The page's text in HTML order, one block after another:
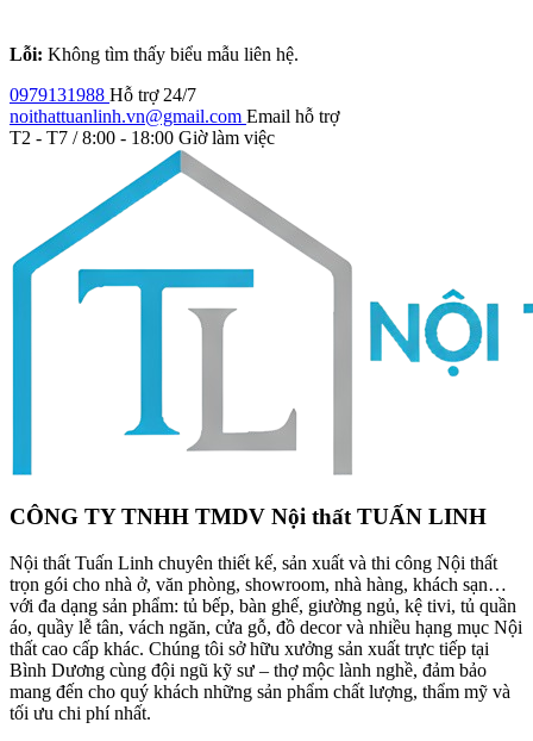
Lỗi: Không tìm thấy biểu mẫu liên hệ.
0979131988 Hỗ trợ 24/7
noithattuanlinh.vn@gmail.com Email hỗ trợ
T2 - T7 / 8:00 - 18:00 Giờ làm việc
CÔNG TY TNHH TMDV Nội thất TUẤN LINH
Nội thất Tuấn Linh chuyên thiết kế, sản xuất và thi công Nội thất
trọn gói cho nhà ở, văn phòng, showroom, nhà hàng, khách sạn…
với đa dạng sản phẩm: tủ bếp, bàn ghế, giường ngủ, kệ tivi, tủ quần
áo, quầy lễ tân, vách ngăn, cửa gỗ, đồ decor và nhiều hạng mục Nội
thất cao cấp khác. Chúng tôi sở hữu xưởng sản xuất trực tiếp tại
Bình Dương cùng đội ngũ kỹ sư – thợ mộc lành nghề, đảm bảo
mang đến cho quý khách những sản phẩm chất lượng, thẩm mỹ và
tối ưu chi phí nhất.